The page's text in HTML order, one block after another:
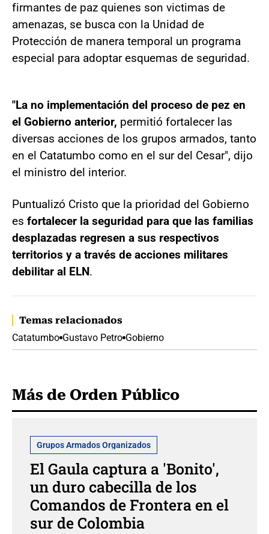
firmantes de paz quienes son victimas de
amenazas, se busca con la Unidad de
Protección de manera temporal un programa
especial para adoptar esquemas de seguridad.
"La no implementación del proceso de pez en
el Gobierno anterior, permitió fortalecer las
diversas acciones de los grupos armados, tanto
en el Catatumbo como en el sur del Cesar", dijo
el ministro del interior.
Puntualizó Cristo que la prioridad del Gobierno
es fortalecer la seguridad para que las familias
desplazadas regresen a sus respectivos
territorios y a través de acciones militares
debilitar al ELN.
Temas relacionados
Catatumbo Gustavo Petro Gobierno
Más de Orden Público
Grupos Armados Organizados
El Gaula captura a 'Bonito',
un duro cabecilla de los
Comandos de Frontera en el
sur de Colombia